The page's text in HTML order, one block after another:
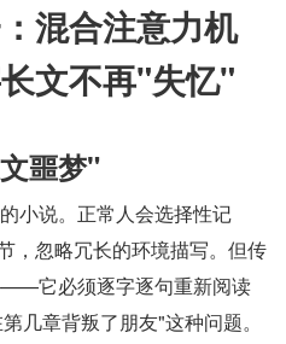
混合注意力机
文不再"失忆"
噩梦"
小说。正常人会选择性记
，忽略冗长的环境描写。但传
它必须逐字逐句重新阅读
几章背叛了朋友"这种问题。